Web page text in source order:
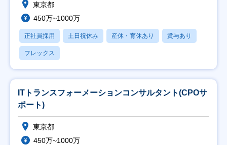
東京都
450万~1000万
正社員採用 土日祝休み 産休・育休あり 賞与あり
フレックス
ITトランスフォーメーションコンサルタント(CPOサ
ポート)
東京都
450万~1000万